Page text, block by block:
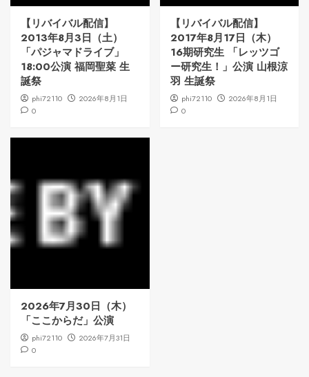
【リバイバル配信】
2013年8月3日（土）
「パジャマドライブ」
18:00公演 福岡聖菜 生
誕祭
phi72110
2026年8月1日
0
【リバイバル配信】
2017年8月17日（木）
16期研究生 「レッツゴ
ー研究生！」公演 山根涼
羽 生誕祭
phi72110
2026年8月1日
0
2026年7月30日（木）
「ここからだ」公演
phi72110
2026年7月31日
0